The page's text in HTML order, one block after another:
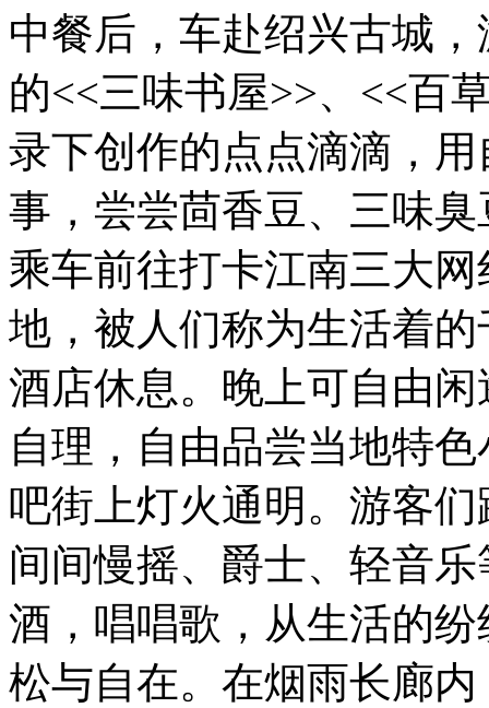
中餐后，车赴绍兴古城
的<<三味书屋>>、<<百
录下创作的点点滴滴，
事，尝尝茴香豆、三味
乘车前往打卡江南三大
地，被人们称为生活着
酒店休息。晚上可自由
自理，自由品尝当地特
吧街上灯火通明。游客
间间慢摇、爵士、轻音
酒，唱唱歌，从生活的
松与自在。在烟雨长廊